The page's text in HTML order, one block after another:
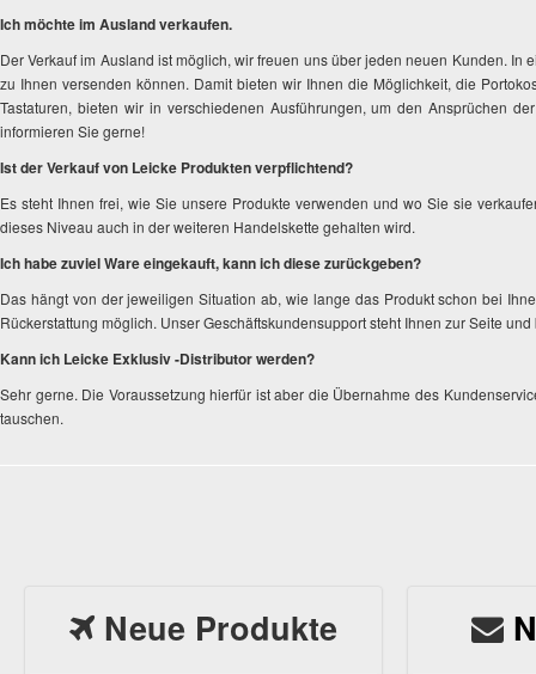
Ich möchte im Ausland verkaufen.
Der Verkauf im Ausland ist möglich, wir freuen uns über jeden neuen Kunden.
zu Ihnen versenden können. Damit bieten wir Ihnen die Möglichkeit, die
Tastaturen, bieten wir in verschiedenen Ausführungen, um den Ansprüchen
informieren Sie gerne!
Ist der Verkauf von Leicke Produkten verpflichtend?
Es steht Ihnen frei, wie Sie unsere Produkte verwenden und wo Sie sie
dieses Niveau auch in der weiteren Handelskette gehalten wird.
Ich habe zuviel Ware eingekauft, kann ich diese zurückgeben?
Das hängt von der jeweiligen Situation ab, wie lange das Produkt schon bei
Rückerstattung möglich. Unser Geschäftskundensupport steht Ihnen zur Seite
Kann ich Leicke Exklusiv -Distributor werden?
Sehr gerne. Die Voraussetzung hierfür ist aber die Übernahme des
tauschen.
Neue Produkte